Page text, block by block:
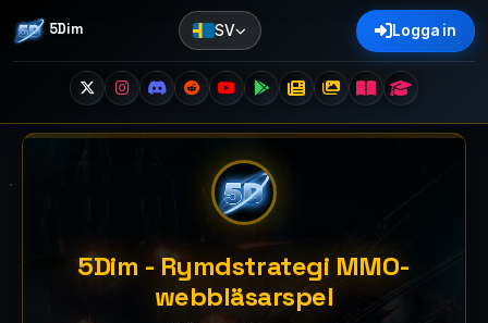
5Dim SV Logga in
5Dim - Rymdstrategi MMO-
webbläsarspel